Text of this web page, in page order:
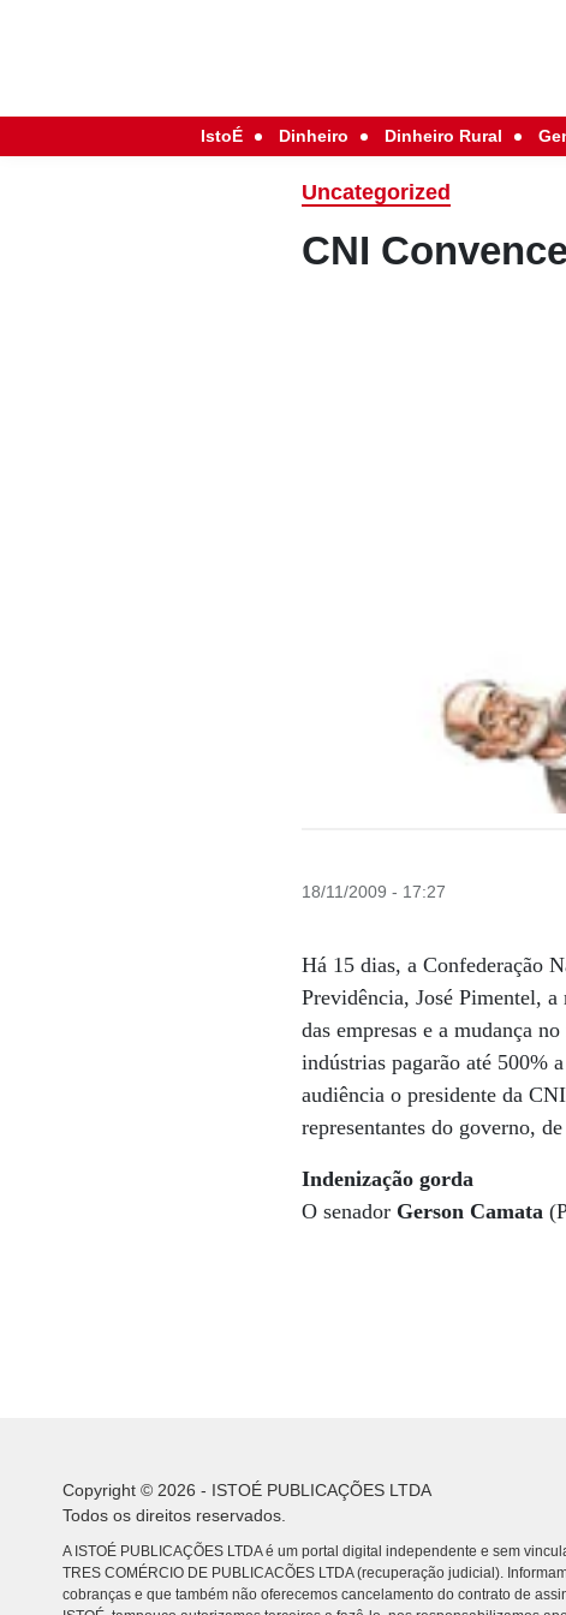
IstoÉ Dinheiro Dinheiro Rural
Uncategorized
CNI
18/11/2009 - 17:27
Há 15 dias, a Confederação
Previdência, José Pimentel,
das empresas e a mudança
indústrias pagarão até 500%
audiência o presidente da
representantes do governo,
Indenização gorda
O senador Gerson Camata
Copyright © 2026 - ISTOÉ PUBLICAÇÕES LTDA
Todos os direitos reservados.
A ISTOÉ PUBLICAÇÕES LTDA é um portal digital independente e sem
TRES COMÉRCIO DE PUBLICACÕES LTDA (recuperação judicial).
cobranças e que também não oferecemos cancelamento do contrato de